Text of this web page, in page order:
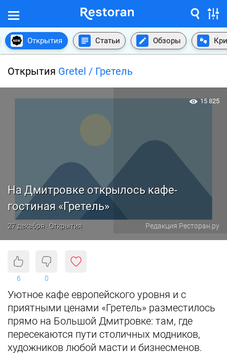
Открытия Статьи Обзоры
Открытия Gretel / Гретель
На Дмитровке открылось кафе-
гостиная «Гретель»
27 декабря · Открытия Редакция Ресторан.ру
15 825
6 0
Уютное кафе европейского уровня и с
приятными ценами «Гретель» разместилось
прямо на Большой Дмитровке: там, где
пересекаются пути столичных модников,
художников любой масти и бизнесменов.